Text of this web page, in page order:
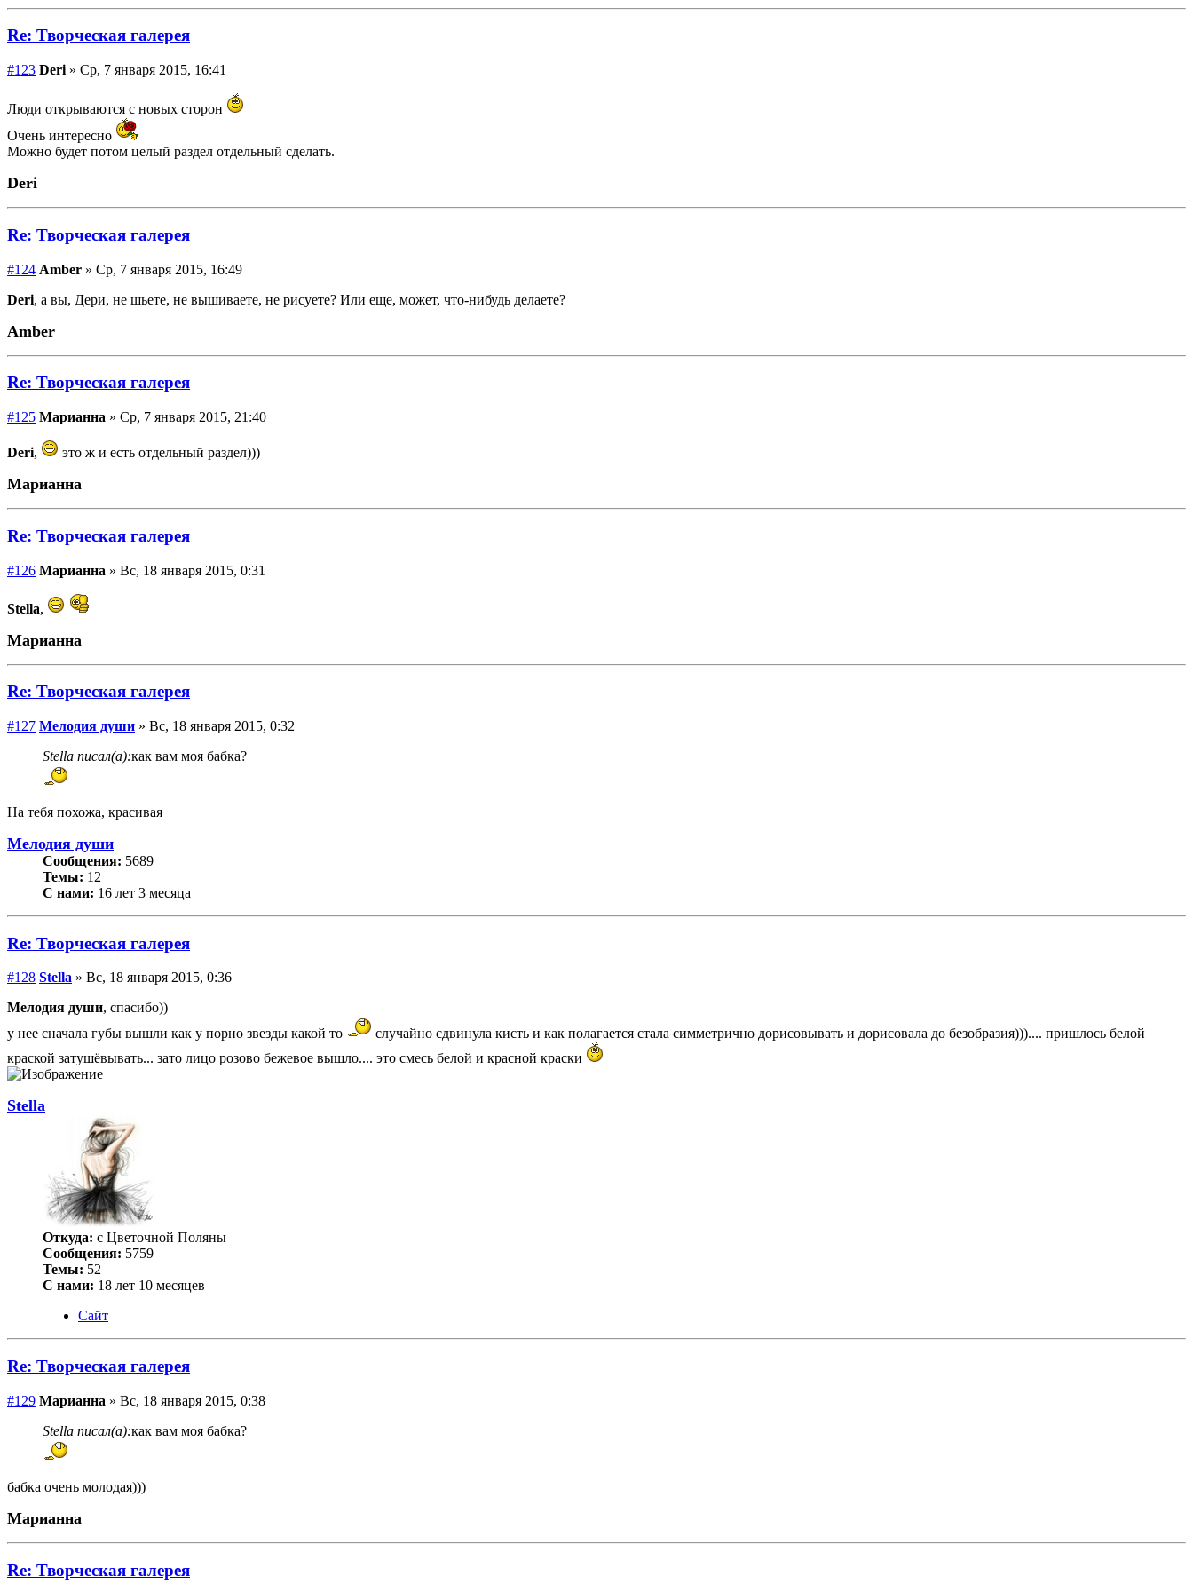
Re: Творческая галерея
#123 Deri » Ср, 7 января 2015, 16:41
Люди открываются с новых сторон
Очень интересно
Можно будет потом целый раздел отдельный сделать.
Deri
Re: Творческая галерея
#124 Amber » Ср, 7 января 2015, 16:49
Deri, а вы, Дери, не шьете, не вышиваете, не рисуете? Или еще, может, что-нибудь делаете?
Amber
Re: Творческая галерея
#125 Марианна » Ср, 7 января 2015, 21:40
Deri, это ж и есть отдельный раздел)))
Марианна
Re: Творческая галерея
#126 Марианна » Вс, 18 января 2015, 0:31
Stella,
Марианна
Re: Творческая галерея
#127 Мелодия души » Вс, 18 января 2015, 0:32
Stella писал(а):как вам моя бабка?
На тебя похожа, красивая
Мелодия души
Сообщения: 5689
Темы: 12
С нами: 16 лет 3 месяца
Re: Творческая галерея
#128 Stella » Вс, 18 января 2015, 0:36
Мелодия души, спасибо))
у нее сначала губы вышли как у порно звезды какой то
случайно сдвинула кисть и как полагается стала симметрично дорисовывать и дорисовала до безобразия))).... пришлось белой
краской затушёвывать... зато лицо розово бежевое вышло.... это смесь белой и красной краски
Stella
Откуда: с Цветочной Поляны
Сообщения: 5759
Темы: 52
С нами: 18 лет 10 месяцев
Сайт
Re: Творческая галерея
#129 Марианна » Вс, 18 января 2015, 0:38
Stella писал(а):как вам моя бабка?
бабка очень молодая)))
Марианна
Re: Творческая галерея